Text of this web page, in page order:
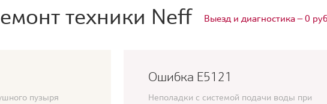
техники Neff Выезд и диагностика — 0
пузыря
Ошибка E5121
Неполадки с системой подачи воды при